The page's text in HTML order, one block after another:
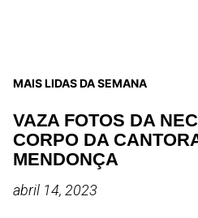
MAIS LIDAS DA SEMANA
VAZA FOTOS DA
CORPO DA
MENDONÇA
abril 14, 2023